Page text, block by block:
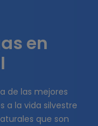
en
de las mejores
a la vida silvestre
que son